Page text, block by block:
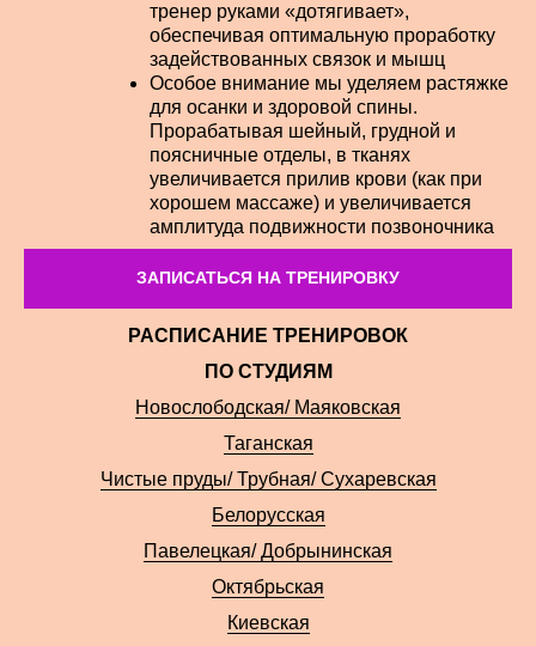
тренер руками «дотягивает»,
обеспечивая оптимальную проработку
задействованных связок и мышц
Особое внимание мы уделяем растяжке
для осанки и здоровой спины.
Прорабатывая шейный, грудной и
поясничные отделы, в тканях
увеличивается прилив крови (как при
хорошем массаже) и увеличивается
амплитуда подвижности позвоночника
ЗАПИСАТЬСЯ НА ТРЕНИРОВКУ
РАСПИСАНИЕ ТРЕНИРОВОК
ПО СТУДИЯМ
Новослободская/ Маяковская
Таганская
Чистые пруды/ Трубная/ Сухаревская
Белорусская
Павелецкая/ Добрынинская
Октябрьская
Киевская